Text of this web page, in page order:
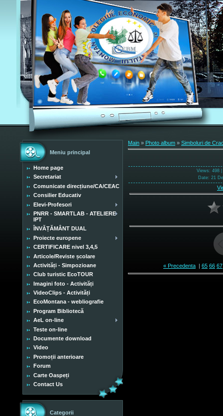
Meniu principal
Home page
Secretariat
Comunicate direcțiune/CA/CEAC
Consilier Educativ
Elevi-Profesori
PNRR - SMARTLAB - ATELIERE
IPT
ÎNVĂȚĂMÂNT DUAL
Proiecte europene
CERTIFICARE nivel 3,4,5
Articole/Reviste școlare
Activități - Simpozioane
Club turistic EcoTOUR
Imagini foto - Activități
VideoClips - Activități
EcoMontana - webliografie
Program Bibliotecă
AeL on-line
Teste on-line
Documente download
Video
Promoții anterioare
Forum
Carte Oaspeți
Contact Us
Categorii
Main » Photo album » Simboluri de
Views: 498 |
Date: 21
« Precedenta | 65 66 67